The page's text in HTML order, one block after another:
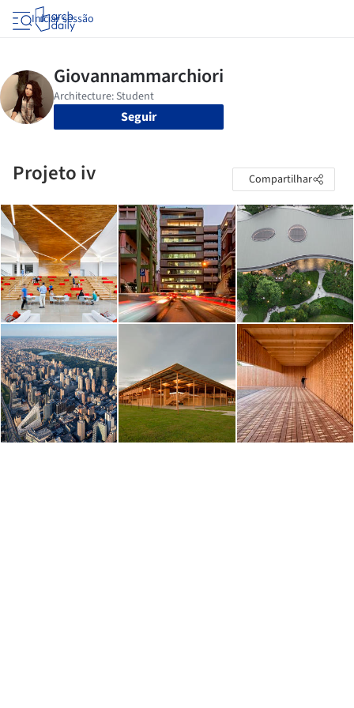
Iniciar sessão
Seguir
Projeto iv Compartilhar